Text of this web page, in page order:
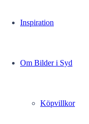
Inspiration
Om Bilder i Syd
Köpvillkor
0.00kr
Välj alternativ